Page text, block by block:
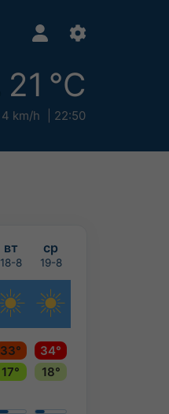
21 °C
4 km/h 22:50
вт ср
18-8 19-8
33°
34°
17°
18°